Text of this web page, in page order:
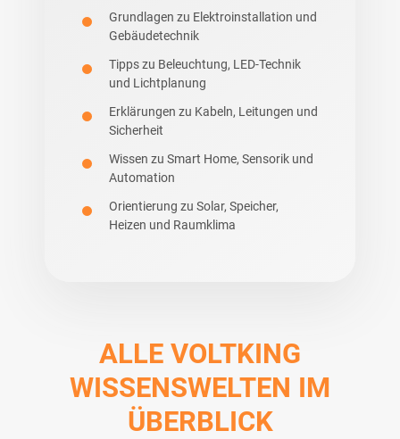
Grundlagen zu Elektroinstallation und
Gebäudetechnik
Tipps zu Beleuchtung, LED-Technik
und Lichtplanung
Erklärungen zu Kabeln, Leitungen und
Sicherheit
Wissen zu Smart Home, Sensorik und
Automation
Orientierung zu Solar, Speicher,
Heizen und Raumklima
ALLE VOLTKING
WISSENSWELTEN IM
ÜBERBLICK